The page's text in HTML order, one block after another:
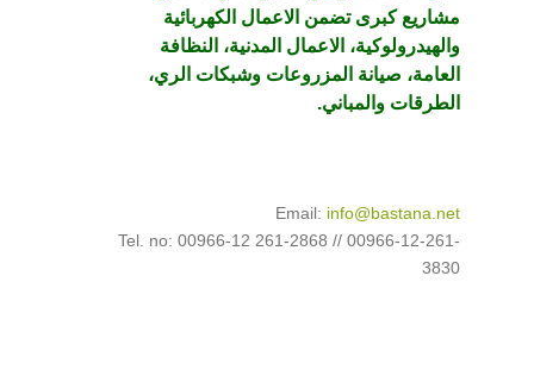
مشاريع كبرى تضمن الاعمال الكهربائية
والهيدرولوكية، الاعمال المدنية، النظافة
العامة، صيانة المزروعات وشبكات الري،
الطرقات والمباني.
Email: info@bastana.net
Tel. no: 00966-12 261-2868 // 00966-12-261-
3830